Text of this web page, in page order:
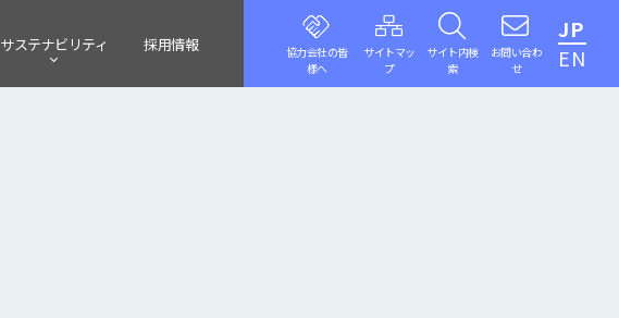
サステナビリティ 採用情報
協力会社の皆
様へ
サイトマッ
プ
サイト内検
索
お問い合わ
せ
JP
EN